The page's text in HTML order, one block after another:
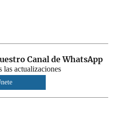
Canal de WhatsApp
las actualizaciones